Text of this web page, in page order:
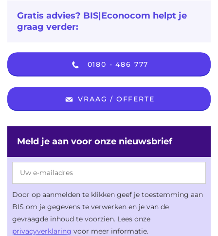
Gratis advies? BIS|Econocom helpt je
graag verder:
0180 - 486 777
VRAAG / OFFERTE
Meld je aan voor onze nieuwsbrief
Door op aanmelden te klikken geef je toestemming aan
BIS om je gegevens te verwerken en je van de
gevraagde inhoud te voorzien. Lees onze
privacyverklaring voor meer informatie.